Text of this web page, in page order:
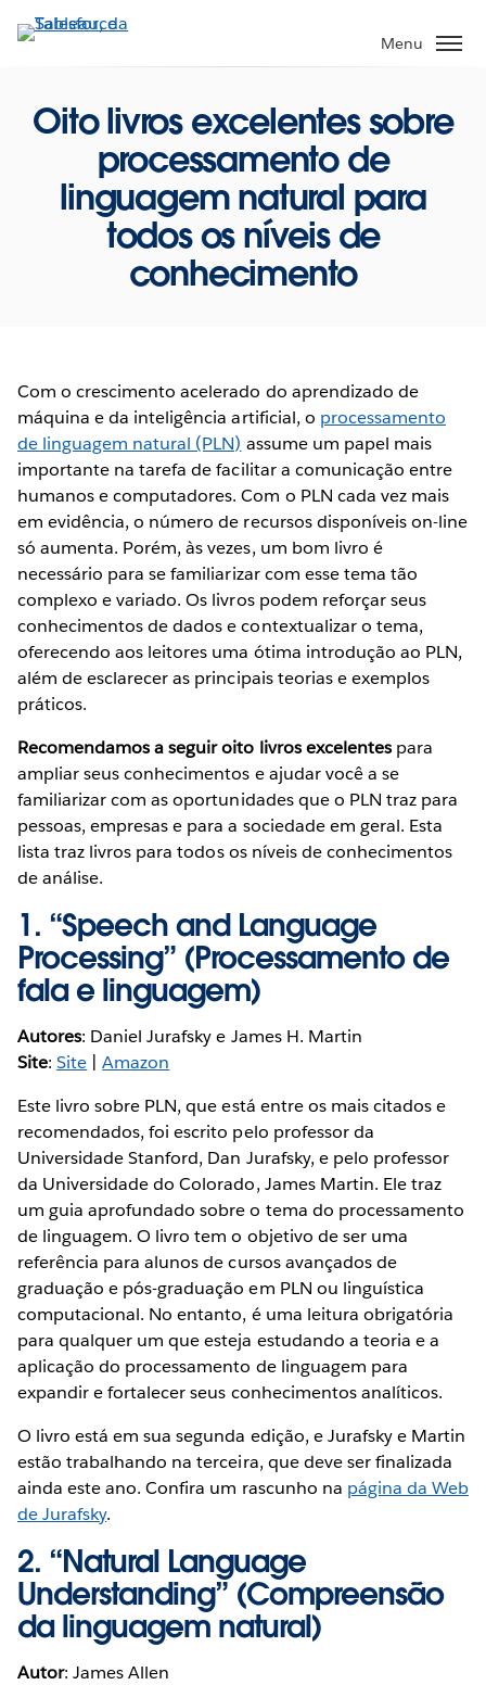
Pular
para
principal
Menu
Oito livros excelentes sobre
processamento de
linguagem natural para
todos os níveis de
conhecimento
Com o crescimento acelerado do aprendizado de
máquina e da inteligência artificial, o processamento
de linguagem natural (PLN) assume um papel mais
importante na tarefa de facilitar a comunicação entre
humanos e computadores. Com o PLN cada vez mais
em evidência, o número de recursos disponíveis on-line
só aumenta. Porém, às vezes, um bom livro é
necessário para se familiarizar com esse tema tão
complexo e variado. Os livros podem reforçar seus
conhecimentos de dados e contextualizar o tema,
oferecendo aos leitores uma ótima introdução ao PLN,
além de esclarecer as principais teorias e exemplos
práticos.
Recomendamos a seguir oito livros excelentespara
ampliar seus conhecimentos e ajudar você a se
familiarizar com as oportunidades que o PLN traz para
pessoas, empresas e para a sociedade em geral. Esta
lista traz livros para todos os níveis de conhecimentos
de análise.
1. “Speech and Language
Processing” (Processamento de
fala e linguagem)
Autores: Daniel Jurafsky e James H. Martin
Site:Site |Amazon
Este livro sobre PLN, que está entre os mais citados e
recomendados, foi escrito pelo professor da
Universidade Stanford, Dan Jurafsky, e pelo professor
da Universidade do Colorado, James Martin. Ele traz
um guia aprofundado sobre o tema do processamento
de linguagem. O livro tem o objetivo de ser uma
referência para alunos de cursos avançados de
graduação e pós-graduação em PLN ou linguística
computacional. No entanto, é uma leitura obrigatória
para qualquer um que esteja estudando a teoria e a
aplicação do processamento de linguagem para
expandir e fortalecer seus conhecimentos analíticos.
O livro está em sua segunda edição, e Jurafsky e Martin
estão trabalhando na terceira, que deve ser finalizada
ainda este ano. Confira um rascunho na página da Web
de Jurafsky.
2. “Natural Language
Understanding” (Compreensão
da linguagem natural)
Autor: James Allen